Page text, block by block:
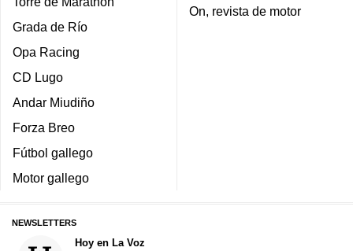
Grada de Río
Opa Racing
CD Lugo
Andar Miudiño
Forza Breo
Fútbol gallego
Motor gallego
On, revista de motor
NEWSLETTERS
Hoy en La Voz